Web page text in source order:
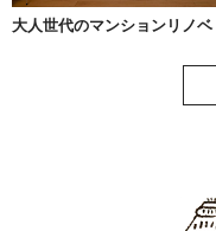
大人世代のマンションリノベ